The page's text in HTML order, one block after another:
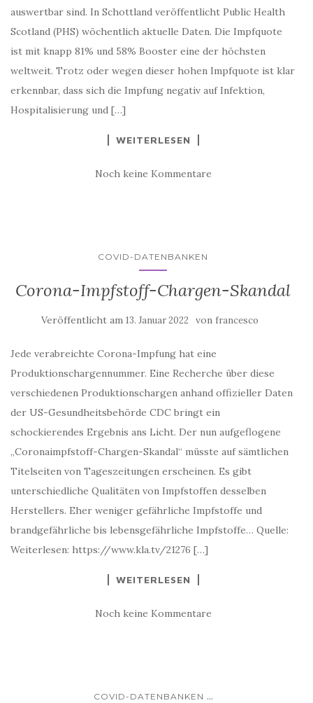
auswertbar sind. In Schottland veröffentlicht Public Health
Scotland (PHS) wöchentlich aktuelle Daten. Die Impfquote
ist mit knapp 81% und 58% Booster eine der höchsten
weltweit. Trotz oder wegen dieser hohen Impfquote ist klar
erkennbar, dass sich die Impfung negativ auf Infektion,
Hospitalisierung und […]
WEITERLESEN
Noch keine Kommentare
COVID-DATENBANKEN
Corona-Impfstoff-Chargen-Skandal
Veröffentlicht am 13. Januar 2022 von francesco
Jede verabreichte Corona-Impfung hat eine
Produktionschargennummer. Eine Recherche über diese
verschiedenen Produktionschargen anhand offizieller Daten
der US-Gesundheitsbehörde CDC bringt ein
schockierendes Ergebnis ans Licht. Der nun aufgeflogene
„Coronaimpfstoff-Chargen-Skandal“ müsste auf sämtlichen
Titelseiten von Tageszeitungen erscheinen. Es gibt
unterschiedliche Qualitäten von Impfstoffen desselben
Herstellers. Eher weniger gefährliche Impfstoffe und
brandgefährliche bis lebensgefährliche Impfstoffe… Quelle:
Weiterlesen: https://www.kla.tv/21276 […]
WEITERLESEN
Noch keine Kommentare
COVID-DATENBANKEN ...